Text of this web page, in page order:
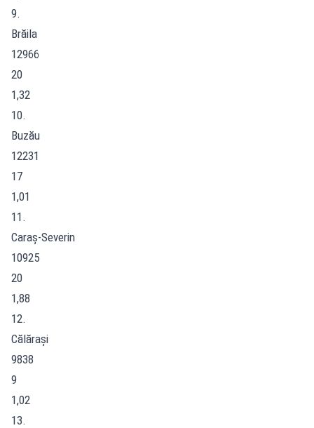
9.
Brăila
12966
20
1,32
10.
Buzău
12231
17
1,01
11.
Caraș-Severin
10925
20
1,88
12.
Călărași
9838
9
1,02
13.